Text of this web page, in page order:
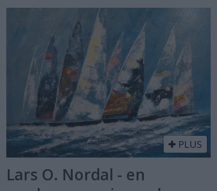
PLUS
Lars O. Nordal - en